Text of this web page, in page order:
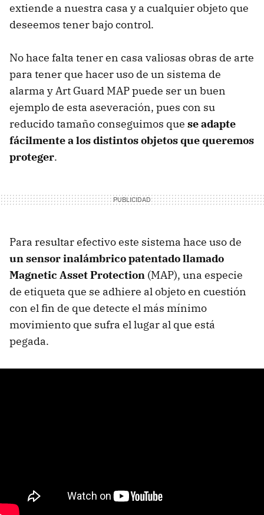
extiende a nuestra casa y a cualquier objeto que
deseemos tener bajo control.
No hace falta tener en casa valiosas obras de arte
para tener que hacer uso de un sistema de
alarma y Art Guard MAP puede ser un buen
ejemplo de esta aseveración, pues con su
reducido tamaño conseguimos que se adapte
fácilmente a los distintos objetos que queremos
proteger.
Para resultar efectivo este sistema hace uso de
un sensor inalámbrico patentado llamado
Magnetic Asset Protection (MAP), una especie
de etiqueta que se adhiere al objeto en cuestión
con el fin de que detecte el más mínimo
movimiento que sufra el lugar al que está
pegada.